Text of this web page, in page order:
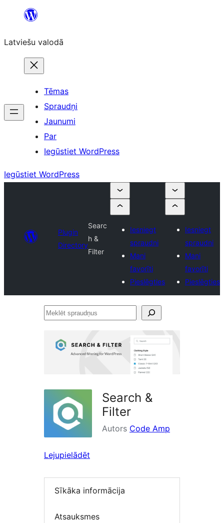
Pāriet
saturu
Latviešu valodā
Tēmas
Spraudņi
Jaunumi
Par
Iegūstiet WordPress
Iegūstiet WordPress
Plugin
Directory
Searc
h &
Filter
Iesniegt
spraudni
Mani
favorīti
Pieslēgties
Iesniegt
spraudni
Mani
favorīti
Pieslēgties
Meklēt
Search &
Filter
Autors Code Amp
Lejupielādēt
Sīkāka informācija
Atsauksmes